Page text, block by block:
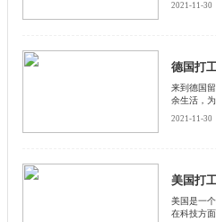
2021-11-30
来到德国
余生活，
2021-11-30
美国是一
在科技方